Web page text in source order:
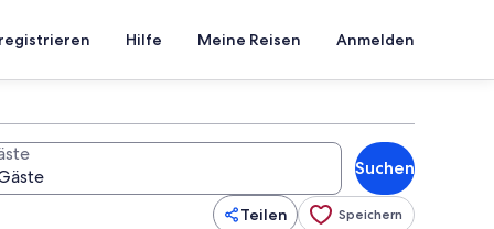
Hilfe Meine Reisen Anmelden
Suchen
Teilen Speichern